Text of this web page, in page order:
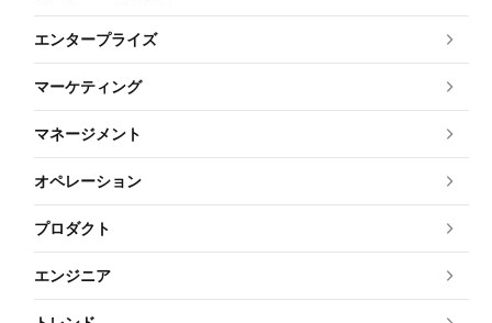
エンタープライズ
マーケティング
マネージメント
オペレーション
プロダクト
エンジニア